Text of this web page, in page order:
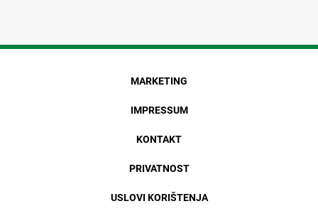
MARKETING
IMPRESSUM
KONTAKT
PRIVATNOST
USLOVI KORIŠTENJA